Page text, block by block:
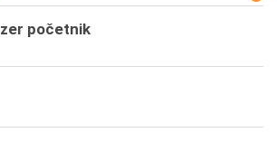
početnik